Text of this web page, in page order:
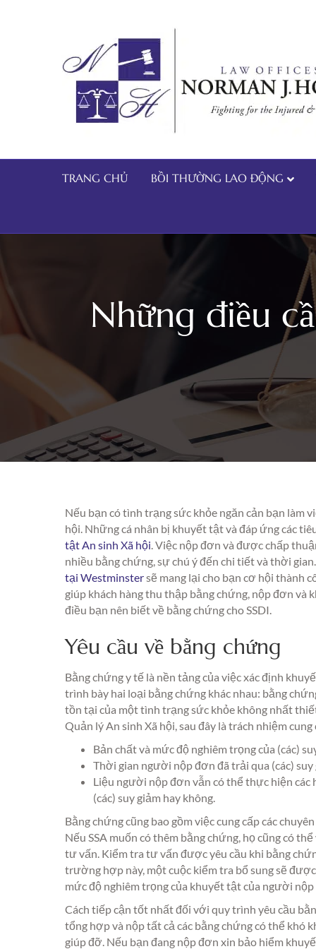
TRANG CHỦ BỒI THƯỜNG LAO ĐỘNG
Những điều
Nếu bạn có tình trạng sức khỏe ngăn cản bạn làm
hội. Những cá nhân bị khuyết tật và đáp ứng các
tật An sinh Xã hội. Việc nộp đơn và được chấp
nhiều bằng chứng, sự chú ý đến chi tiết và thời
tại Westminstersẽ mang lại cho bạn cơ hội thành
giúp khách hàng thu thập bằng chứng, nộp đơn và
điều bạn nên biết về bằng chứng cho SSDI.
Yêu cầu về bằng chứng
Bằng chứng y tế là nền tảng của việc xác định
trình bày hai loại bằng chứng khác nhau: bằng
tồn tại của một tình trạng sức khỏe không nhất
Quản lý An sinh Xã hội, sau đây là trách nhiệm
Bản chất và mức độ nghiêm trọng của (các)
Thời gian người nộp đơn đã trải qua (các) suy
Liệu người nộp đơn vẫn có thể thực hiện
(các) suy giảm hay không.
Bằng chứng cũng bao gồm việc cung cấp các
Nếu SSA muốn có thêm bằng chứng, họ cũng có
tư vấn. Kiểm tra tư vấn được yêu cầu khi bằng
trường hợp này, một cuộc kiểm tra bổ sung sẽ
mức độ nghiêm trọng của khuyết tật của người
Cách tiếp cận tốt nhất đối với quy trình yêu cầu
tổng hợp và nộp tất cả các bằng chứng có thể khó
giúp đỡ. Nếu bạn đang nộp đơn xin bảo hiểm